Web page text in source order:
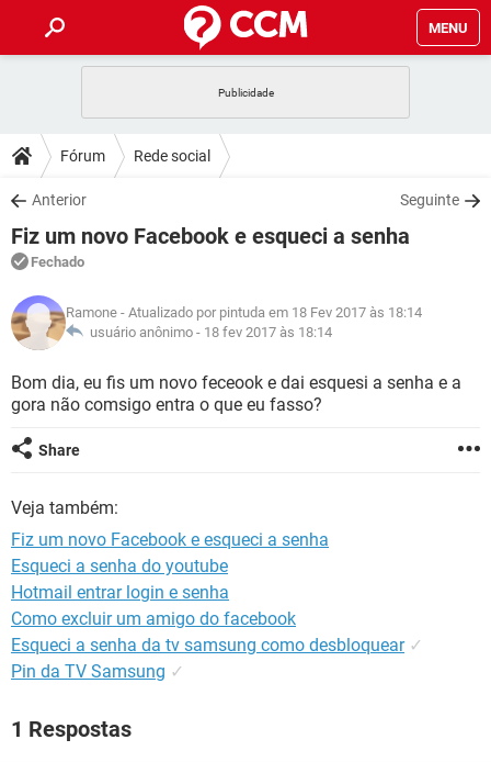
MENU
CELULAR
OUTLOOK
INSTAGRAM GMAIL
GUIA DE COMPRAS
DICAS
JOGOS
OUTLOOK
INSTAGRAM
GUIA DE COMPRAS
DOWNLOADS
JOGOS WHATSAPP
CELULAR
OUTLOOK EXCEL
INSTAGRAM
GUIA DE COMPRAS
FÓRUM
JOGOS
CELULAR FACEBOOK
INSTAGRAM GMAIL
GUIA DE COMPRAS
GLOSSÁRIO
JOGOS
CELULAR FACEBOOK
INSTAGRAM
GUIA DE COMPRAS
Fórum Rede social
Anterior Seguinte
Fiz um novo Facebook e esqueci a senha
Fechado
Ramone - Atualizado por pintuda em 18 Fev 2017 às 18:14
usuário anônimo - 18 fev 2017 às 18:14
Bom dia, eu fis um novo feceook e dai esquesi a senha e a
gora não comsigo entra o que eu fasso?
Share
Veja também:
Fiz um novo Facebook e esqueci a senha
Esqueci a senha do youtube
Hotmail entrar login e senha
Como excluir um amigo do facebook
Esqueci a senha da tv samsung como desbloquear ✓
Pin da TV Samsung ✓
1 Respostas